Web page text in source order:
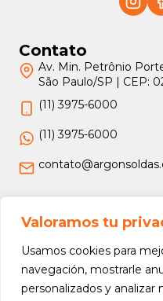
Valoramos tu
Usamos cookies para
navegación, mostrarle
personalizados y analizar
Contato
Av. Min. Petrônio
São Paulo/SP | CEP:
(11) 3975-6000
(11) 3975-6000
Jurídico
Termos e Condições
Política de Privacidade
Política de Devolução